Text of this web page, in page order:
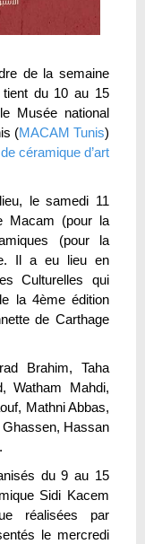
de la semaine
du 10 au 15
Musée national
(MACAM Tunis)
céramique d’art
le samedi 11
Macam (pour la
(pour la
Il a eu lieu en
Culturelles qui
la 4ème édition
de Carthage
Brahim, Taha
Watham Mahdi,
Mathni Abbas,
Ghassen, Hassan
du 9 au 15
Sidi Kacem
réalisées par
le mercredi